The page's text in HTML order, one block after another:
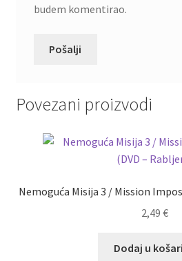
budem komentirao.
Povezani proizvodi
Nemoguća Misija 3 / Mission
2,49 €
Dodaj u